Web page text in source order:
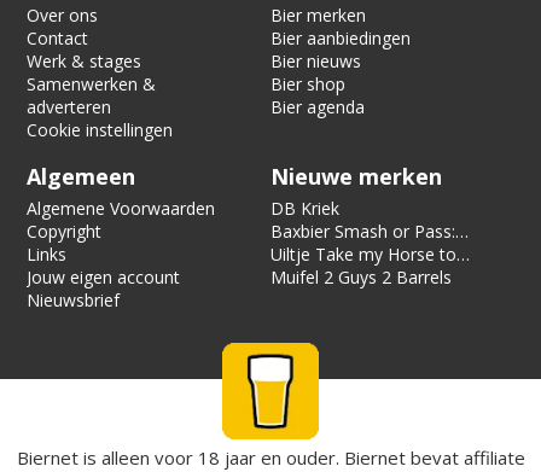
Over ons
Contact
Werk & stages
Samenwerken &
adverteren
Cookie instellingen
Bier merken
Bier aanbiedingen
Bier nieuws
Bier shop
Bier agenda
Algemeen
Algemene Voorwaarden
Copyright
Links
Jouw eigen account
Nieuwsbrief
Nieuwe merken
DB Kriek
Baxbier Smash or Pass:
Strata
Uiltje Take my Horse to
the Hotel Room
Muifel 2 Guys 2 Barrels
Biernet is alleen voor 18 jaar en ouder. Biernet bevat affiliate